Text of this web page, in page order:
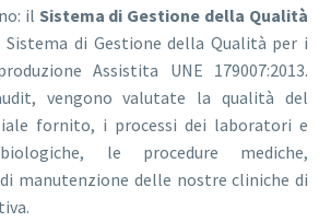
il Sistema di Gestione della Qualità
Sistema di Gestione della Qualità per i
Assistita UNE 179007:2013.
vengono valutate la qualità del
fornito, i processi dei laboratori e
le procedure mediche,
manutenzione delle nostre cliniche di